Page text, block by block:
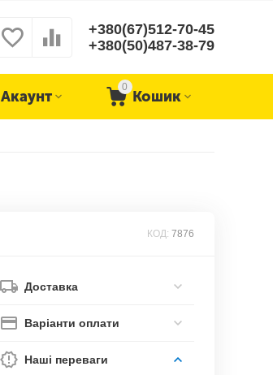
+380(67)512-70-45
+380(50)487-38-79
0
Кошик
Акаунт
КОД: 7876
Доставка
Варіанти оплати
Наші переваги